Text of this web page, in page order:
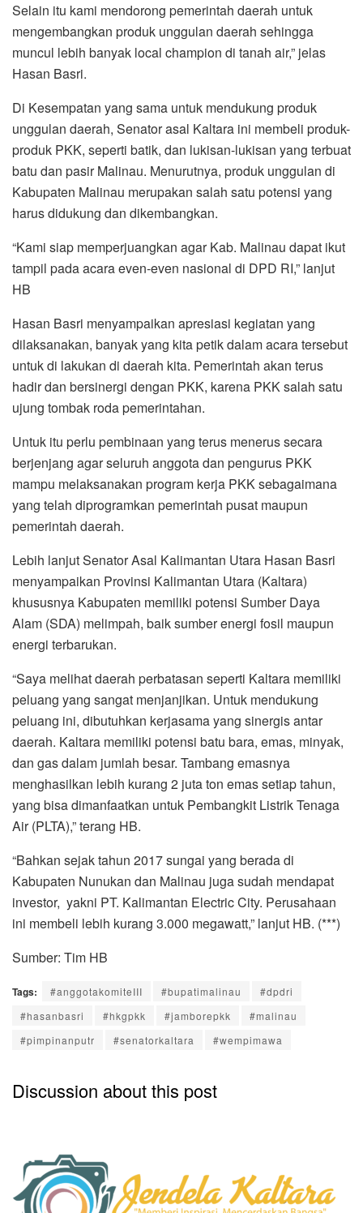
Selain itu kami mendorong pemerintah daerah untuk
mengembangkan produk unggulan daerah sehingga
muncul lebih banyak local champion di tanah air,” jelas
Hasan Basri.
Di Kesempatan yang sama untuk mendukung produk
unggulan daerah, Senator asal Kaltara ini membeli produk-
produk PKK, seperti batik, dan lukisan-lukisan yang terbuat
batu dan pasir Malinau. Menurutnya, produk unggulan di
Kabupaten Malinau merupakan salah satu potensi yang
harus didukung dan dikembangkan.
“Kami siap memperjuangkan agar Kab. Malinau dapat ikut
tampil pada acara even-even nasional di DPD RI,” lanjut
HB
Hasan Basri menyampaikan apresiasi kegiatan yang
dilaksanakan, banyak yang kita petik dalam acara tersebut
untuk di lakukan di daerah kita. Pemerintah akan terus
hadir dan bersinergi dengan PKK, karena PKK salah satu
ujung tombak roda pemerintahan.
Untuk itu perlu pembinaan yang terus menerus secara
berjenjang agar seluruh anggota dan pengurus PKK
mampu melaksanakan program kerja PKK sebagaimana
yang telah diprogramkan pemerintah pusat maupun
pemerintah daerah.
Lebih lanjut Senator Asal Kalimantan Utara Hasan Basri
menyampaikan Provinsi Kalimantan Utara (Kaltara)
khususnya Kabupaten memiliki potensi Sumber Daya
Alam (SDA) melimpah, baik sumber energi fosil maupun
energi terbarukan.
“Saya melihat daerah perbatasan seperti Kaltara memiliki
peluang yang sangat menjanjikan. Untuk mendukung
peluang ini, dibutuhkan kerjasama yang sinergis antar
daerah. Kaltara memiliki potensi batu bara, emas, minyak,
dan gas dalam jumlah besar. Tambang emasnya
menghasilkan lebih kurang 2 juta ton emas setiap tahun,
yang bisa dimanfaatkan untuk Pembangkit Listrik Tenaga
Air (PLTA),” terang HB.
“Bahkan sejak tahun 2017 sungai yang berada di
Kabupaten Nunukan dan Malinau juga sudah mendapat
investor, yakni PT. Kalimantan Electric City. Perusahaan
ini membeli lebih kurang 3.000 megawatt,” lanjut HB. (***)
Sumber: Tim HB
Tags: #anggotakomiteIII #bupatimalinau
#dpdri
#hasanbasri
#hkgpkk #jamborepkk
#malinau
#pimpinanputr
#senatorkaltara #wempimawa
Discussion about this post